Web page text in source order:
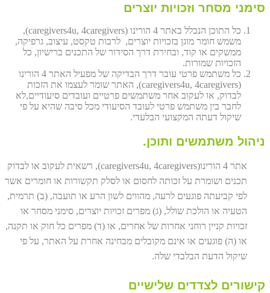
סימני מסחר וזכויות יוצרים
כל התוכן הנכלל באתר 4 הורינו (caregivers4u, 4caregivers),
משמש חומר מוגן בזכויות יוצרים, לרבות טקסט, עיצוב, גרפיקה,
ממשקים או קוד, ובחירת דרך הסידור של התכנים ברישיון, כל
הזכויות שמורות.
כל משתמש פרטי עובר דרך הבדיקה של מפעיל האתר 4 הורינו
(caregivers4u, 4caregivers), האתר שומר לעצמו את הזכות
לבדוק, או לעקוב אחר משתמשים פרטיים ועובדים סיעודיים,לא
לחבר בין משתמש פרטי לעובד הסיעודי מכל סיבה שהיא על פי
שיקול דעתה המקצועי הבלעדי.
ניהול משתמשים ותוכן.
אתר 4 הורינו(caregivers4u, 4caregivers), רשאית לעקוב או לבדוק
תכנים ושומרת על זכותה לחסום או לסלק תקשורות או חומרים אשר
לפי קביעתה פוגעים לרעה, מהווים לשון הרע או תועבה, (ב) תרמית,
הטעיה או הולכת שולל, (ג) מפרים זכויות יוצרים, סימני מסחר או
זכויות קניין רוחני אחרות של אחרים, או (ד) מפרים כל חוק או תקנה,
או (ה) פוגעים או אינם מקובלים מבחינה אחרת על האתר, על פי
שיקול הדעת הבלבדי שלה.
קישורים לצדדים שלישיים